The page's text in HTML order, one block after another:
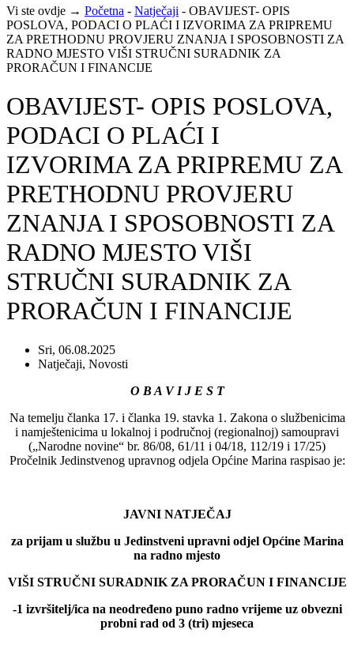
Vi ste ovdje → Početna - Natječaji - OBAVIJEST- OPIS
POSLOVA, PODACI O PLAĆI I IZVORIMA ZA PRIPREMU
ZA PRETHODNU PROVJERU ZNANJA I SPOSOBNOSTI ZA
RADNO MJESTO VIŠI STRUČNI SURADNIK ZA
PRORAČUN I FINANCIJE
OBAVIJEST- OPIS POSLOVA,
PODACI O PLAĆI I
IZVORIMA ZA PRIPREMU ZA
PRETHODNU PROVJERU
ZNANJA I SPOSOBNOSTI ZA
RADNO MJESTO VIŠI
STRUČNI SURADNIK ZA
PRORAČUN I FINANCIJE
Sri, 06.08.2025
Natječaji, Novosti
O B A V I J E S T
Na temelju članka 17. i članka 19. stavka 1. Zakona o službenicima
i namještenicima u lokalnoj i područnoj (regionalnoj) samoupravi
(„Narodne novine“ br. 86/08, 61/11 i 04/18, 112/19 i 17/25)
Pročelnik Jedinstvenog upravnog odjela Općine Marina raspisao je:
JAVNI NATJEČAJ
za prijam u službu u Jedinstveni upravni odjel Općine Marina
na radno mjesto
VIŠI STRUČNI SURADNIK ZA PRORAČUN I FINANCIJE
-1 izvršitelj/ica na neodređeno puno radno vrijeme uz obvezni
probni rad od 3 (tri) mjeseca